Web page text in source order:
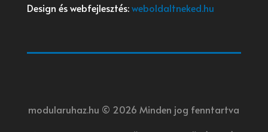
Design és webfejlesztés:weboldaltneked.hu
modularuhaz.hu © 2026 Minden jog fenntartva